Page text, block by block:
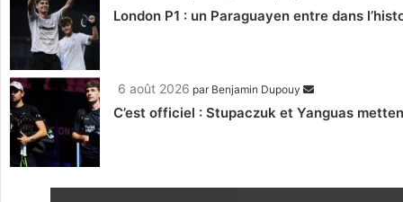
London P1 : un Paraguayen entre dans
6 août 2026 par Benjamin Dupouy
C’est officiel : Stupaczuk et Yanguas